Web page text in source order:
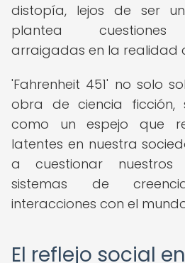
distopía, lejos de ser
plantea cuestiones
arraigadas en la realidad
'Fahrenheit 451' no solo
obra de ciencia ficción,
como un espejo que
latentes en nuestra
a cuestionar nuestros
sistemas de
interacciones con el
El reflejo social